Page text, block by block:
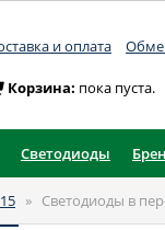
и оплата
Корзина: пока пуста.
Светодиоды
» Светодиоды в